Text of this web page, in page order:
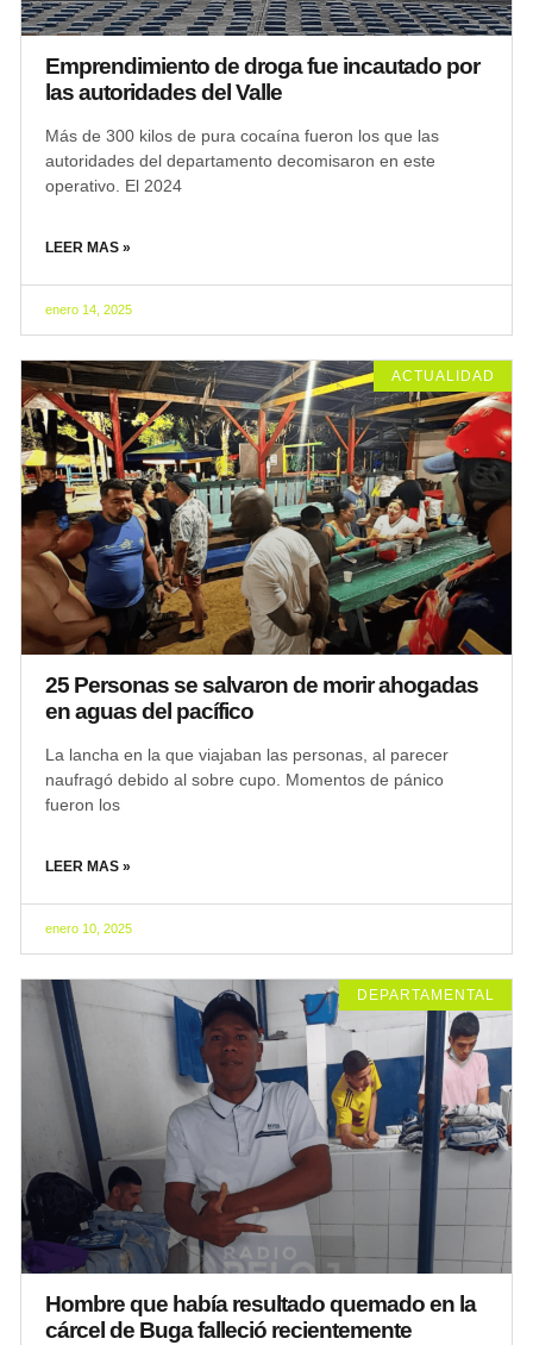
Emprendimiento de droga fue incautado por
las autoridades del Valle
Más de 300 kilos de pura cocaína fueron los que las
autoridades del departamento decomisaron en este
operativo. El 2024
LEER MAS »
enero 14, 2025
ACTUALIDAD
25 Personas se salvaron de morir ahogadas
en aguas del pacífico
La lancha en la que viajaban las personas, al parecer
naufragó debido al sobre cupo. Momentos de pánico
fueron los
LEER MAS »
enero 10, 2025
DEPARTAMENTAL
Hombre que había resultado quemado en la
cárcel de Buga falleció recientemente